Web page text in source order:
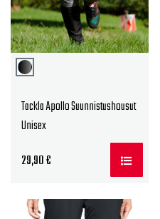
Tackla Apollo Suunnistushousut
Unisex
29,90€